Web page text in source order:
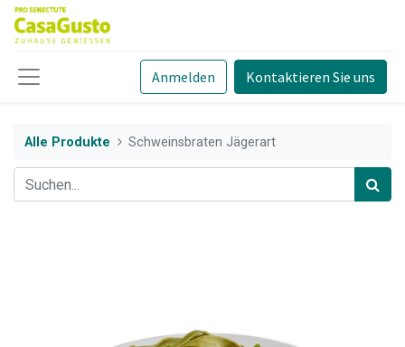
Anmelden Kontaktieren Sie uns
Alle Produkte Schweinsbraten Jägerart